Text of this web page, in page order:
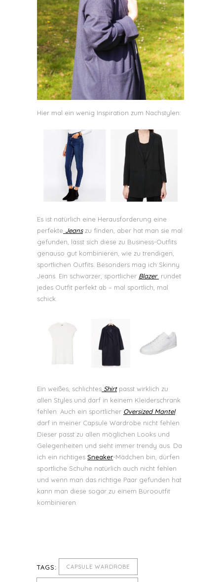
Hier mal ein wenig Inspiration zum Nachstylen:
Es ist natürlich eine Herausforderung eine
perfekte Jeanszu finden, aber hat man sie mal
gefunden, lässt sich diese zu Business-Outfits
genauso gut kombinieren, wie zu trendigen,
sportlichen Outfits. Besonders mag ich Skinny
Jeans. Ein schwarzer, sportlicher Blazer rundet
jedes Outfit perfekt ab – mal sportlich, mal
schick.
Ein weißes, schlichtes Shirtpasst wirklich zu
allen Styles und darf in keinem Kleiderschrank
fehlen. Auch ein sportlicher Oversized Mantel
darf in meiner Capsule Wardrobe nicht fehlen.
Dieser passt zu allen möglichen Looks und
Gelegenheiten und sieht immer trendy aus. Da
ich ein richtiges Sneaker-Mädchen bin, dürfen
sportliche Schuhe natürlich auch nicht fehlen
und wenn man das richtige Paar gefunden hat
kann man diese sogar zu einem Bürooutfit
kombinieren.
TAGS: CAPSULE WARDROBE